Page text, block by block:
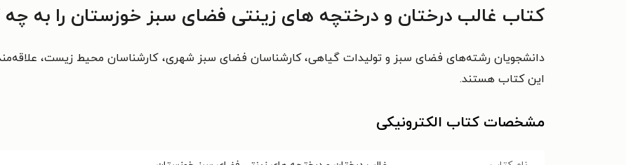
کتاب غالب درختان و درختچه های زینتی فضای سبز خوزستان را به
دانشجویان رشته‌های فضای سبز و تولیدات گیاهی، کارشناسان فضای سبز شهری،کارشناسان محیط زیست،
این کتاب هستند.
مشخصات کتاب الکترونیکی